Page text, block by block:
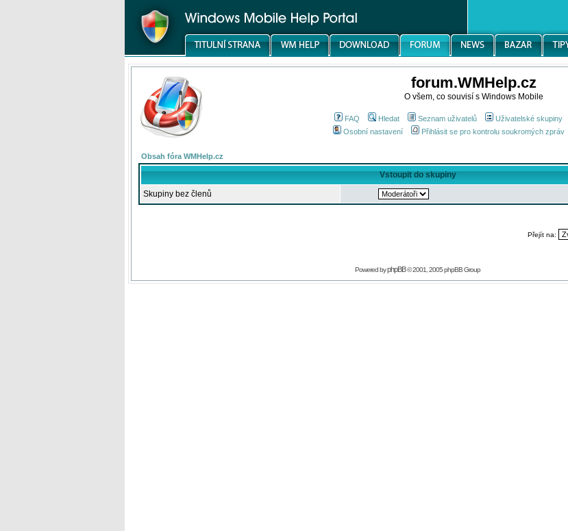
forum.WMHelp.cz
O všem, co souvisí s Windows Mobile
FAQ Hledat Seznam uživatelů Uživatelské skupiny
Osobní nastavení
Přihlásit se pro kontrolu soukromých zpráv
Obsah fóra WMHelp.cz
Vstoupit do skupiny
Skupiny bez členů
Přejít na:
Powered byphpBB© 2001, 2005 phpBB Group